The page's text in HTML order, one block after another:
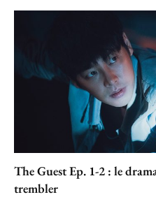
The Guest Ep. 1-2 : le
trembler